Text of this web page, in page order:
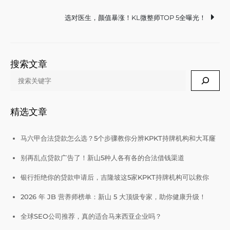
navigation
选对医生，颜值暴涨！KL微整师TOP 5全曝光！
搜索文章
Search
精选文章
马六甲合法贷款怎么选？5个步骤教你分辨KPKT持牌机构和大耳窿
别再乱点贷款广告了！新山5种人各有各的合法借钱渠道
银行拒绝你的贷款申请后，吉隆坡这5家KPKT持牌机构可以救你
2026 年 JB 营养师榜单：新山 5 大顶级专家，助你健康升级！
全球SEO公司推荐，真的适合马来西亚企业吗？